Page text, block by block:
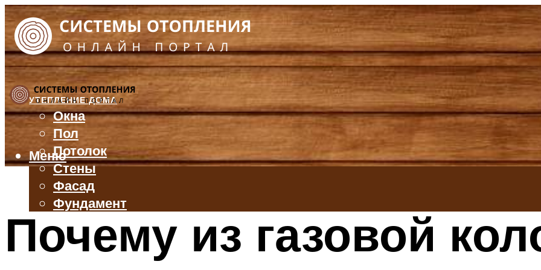
УТЕПЛЕНИЕ ДОМА
Окна
Пол
Потолок
Стены
Фасад
Фундамент
БАЛКОН И ЛОДЖИЯ
КРЫША
Меню
Почему из газовой